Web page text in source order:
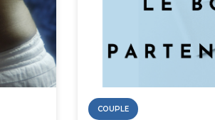
COUPLE